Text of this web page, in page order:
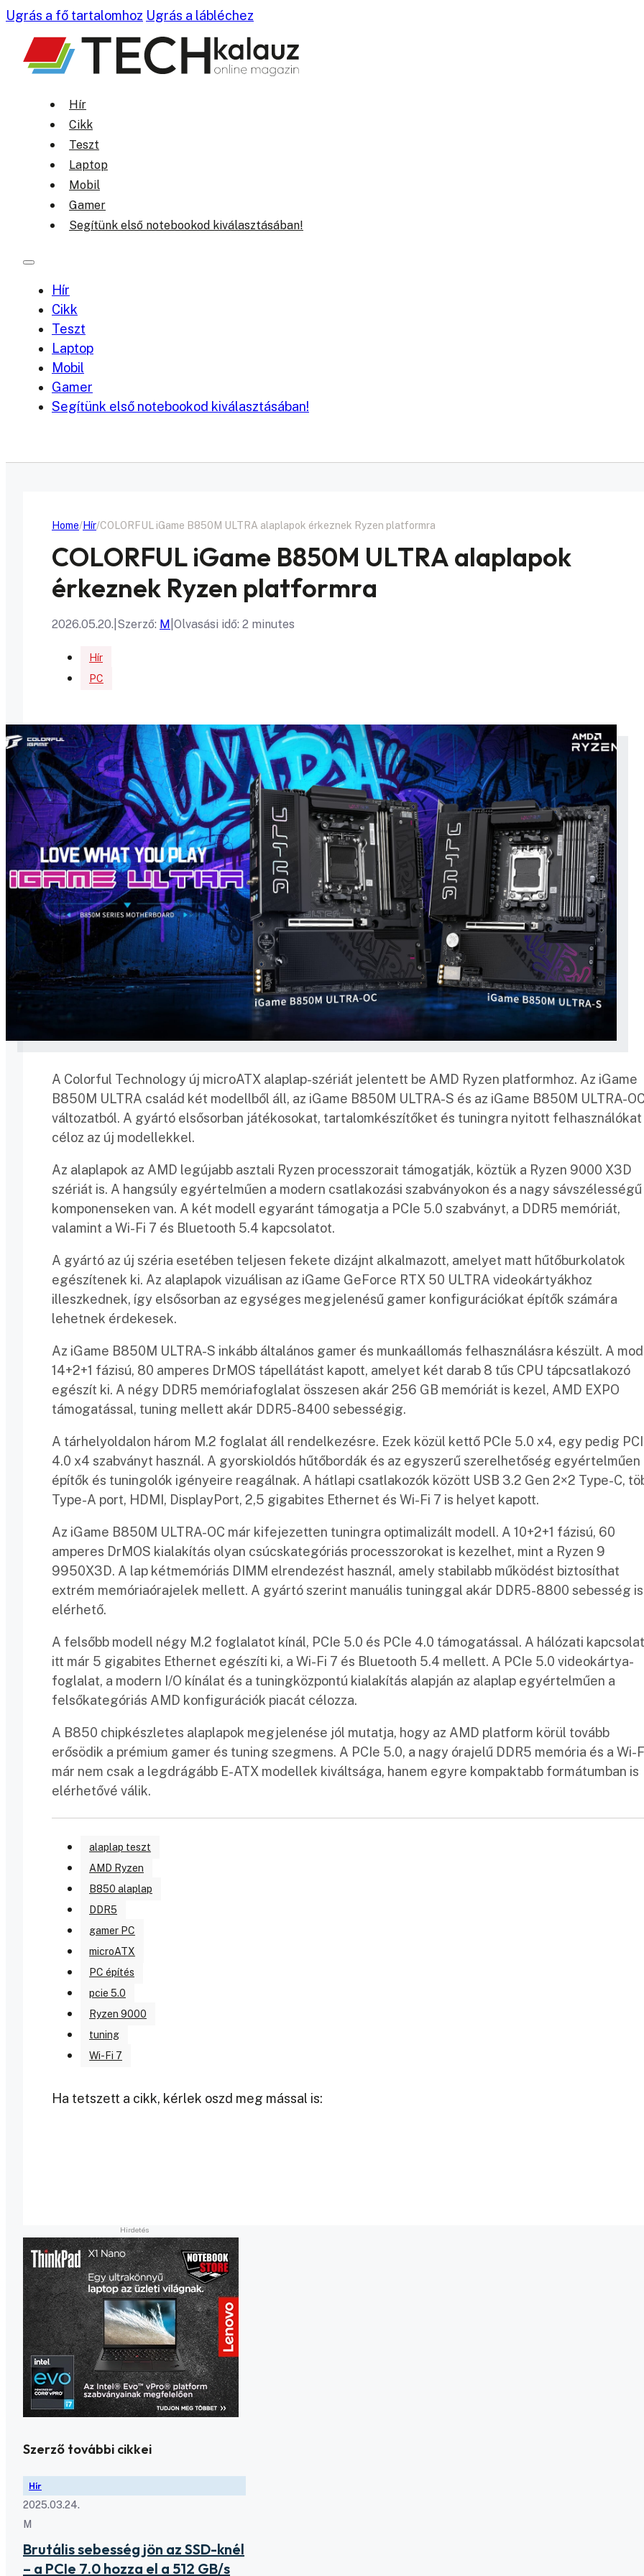
Ugrás a fő tartalomhoz Ugrás a lábléchez
Hír
Cikk
Teszt
Laptop
Mobil
Gamer
Segítünk első notebookod kiválasztásában!
Hír
Cikk
Teszt
Laptop
Mobil
Gamer
Segítünk első notebookod kiválasztásában!
Home Hír COLORFUL iGame B850M ULTRA alaplapok érkeznek Ryzen platformra
COLORFUL iGame B850M ULTRA alaplapok
érkeznek Ryzen platformra
2026.05.20. Szerző: M Olvasási idő: 2 minutes
Hír
PC
A Colorful Technology új microATX alaplap-szériát jelentett be AMD Ryzen platformhoz. Az iGame
B850M ULTRA család két modellből áll, az iGame B850M ULTRA-S és az iGame B850M ULTRA-
változatból. A gyártó elsősorban játékosokat, tartalomkészítőket és tuningra nyitott felhasználókat
céloz az új modellekkel.
Az alaplapok az AMD legújabb asztali Ryzen processzorait támogatják, köztük a Ryzen 9000 X3D
szériát is. A hangsúly egyértelműen a modern csatlakozási szabványokon és a nagy sávszélességű
komponenseken van. A két modell egyaránt támogatja a PCIe 5.0 szabványt, a DDR5 memóriát,
valamint a Wi-Fi 7 és Bluetooth 5.4 kapcsolatot.
A gyártó az új széria esetében teljesen fekete dizájnt alkalmazott, amelyet matt hűtőburkolatok
egészítenek ki. Az alaplapok vizuálisan az iGame GeForce RTX 50 ULTRA videokártyákhoz
illeszkednek, így elsősorban az egységes megjelenésű gamer konfigurációkat építők számára
lehetnek érdekesek.
Az iGame B850M ULTRA-S inkább általános gamer és munkaállomás felhasználásra készült. A
14+2+1 fázisú, 80 amperes DrMOS tápellátást kapott, amelyet két darab 8 tűs CPU tápcsatlakozó
egészít ki. A négy DDR5 memóriafoglalat összesen akár 256 GB memóriát is kezel, AMD EXPO
támogatással, tuning mellett akár DDR5-8400 sebességig.
A tárhelyoldalon három M.2 foglalat áll rendelkezésre. Ezek közül kettő PCIe 5.0 x4, egy pedig
4.0 x4 szabványt használ. A gyorskioldós hűtőbordák és az egyszerű szerelhetőség egyértelműen
építők és tuningolók igényeire reagálnak. A hátlapi csatlakozók között USB 3.2 Gen 2×2 Type-C,
Type-A port, HDMI, DisplayPort, 2,5 gigabites Ethernet és Wi-Fi 7 is helyet kapott.
Az iGame B850M ULTRA-OC már kifejezetten tuningra optimalizált modell. A 10+2+1 fázisú, 60
amperes DrMOS kialakítás olyan csúcskategóriás processzorokat is kezelhet, mint a Ryzen 9
9950X3D. A lap kétmemóriás DIMM elrendezést használ, amely stabilabb működést biztosíthat
extrém memóriaórajelek mellett. A gyártó szerint manuális tuninggal akár DDR5-8800 sebesség is
elérhető.
A felsőbb modell négy M.2 foglalatot kínál, PCIe 5.0 és PCIe 4.0 támogatással. A hálózati
itt már 5 gigabites Ethernet egészíti ki, a Wi-Fi 7 és Bluetooth 5.4 mellett. A PCIe 5.0 videokártya-
foglalat, a modern I/O kínálat és a tuningközpontú kialakítás alapján az alaplap egyértelműen a
felsőkategóriás AMD konfigurációk piacát célozza.
A B850 chipkészletes alaplapok megjelenése jól mutatja, hogy az AMD platform körül tovább
erősödik a prémium gamer és tuning szegmens. A PCIe 5.0, a nagy órajelű DDR5 memória és a Wi-
már nem csak a legdrágább E-ATX modellek kiváltsága, hanem egyre kompaktabb formátumban is
elérhetővé válik.
alaplap teszt
AMD Ryzen
B850 alaplap
DDR5
gamer PC
microATX
PC építés
pcie 5.0
Ryzen 9000
tuning
Wi-Fi 7
Ha tetszett a cikk, kérlek oszd meg mással is:
Szerző további cikkei
Hír
2025.03.24.
M
Brutális sebesség jön az SSD-knél
– a PCIe 7.0 hozza el a 512 GB/s